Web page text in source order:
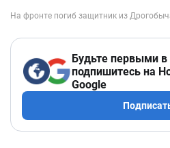
Будьте первыми в
подпишитесь на
Google